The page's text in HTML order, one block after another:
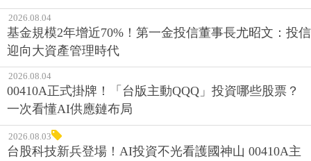
2026.08.04
基金規模2年增近70%！第一金投信董事長尤昭文：投信
迎向大資產管理時代
2026.08.04
00410A正式掛牌！「台版主動QQQ」投資哪些股票？
一次看懂AI供應鏈布局
2026.08.03
台股科技新兵登場！AI投資不光看護國神山 00410A主